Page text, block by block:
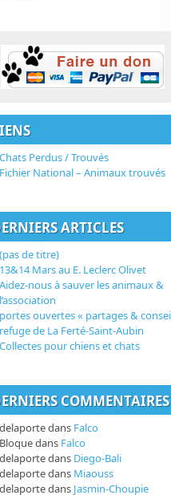
Chats Perdus / Trouvés
Fichier National – Animaux trouvés
ARTICLES
(pas de titre)
13&14 Mars au E. Leclerc Olivet
Aidez-nous à sauver les animaux &
l’association
portes ouvertes « partages &
refuge de La Ferté-Saint-Aubin
Collectes pour chiens et chats
COMMENTAIRES
delaportedans Falco
Bloquedans Falco
delaportedans Diego-Bali
delaportedans Miaouss
delaportedans Jasmin-Choupie